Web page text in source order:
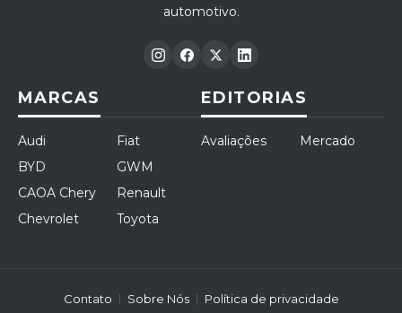
automotivo.
MARCAS
Audi
BYD
CAOA Chery
Chevrolet
Fiat
GWM
Renault
Toyota
EDITORIAS
Avaliações Mercado
Contato Sobre Nós Política de privacidade